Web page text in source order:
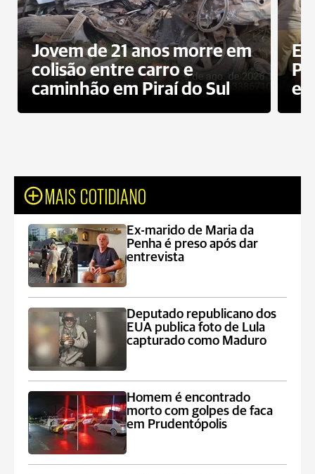
Jovem de 21 anos morre em
colisão entre carro e
caminhão em Piraí do Sul
MAIS COTIDIANO
Ex-marido de Maria da
Penha é preso após dar
entrevista
Deputado republicano dos
EUA publica foto de Lula
capturado como Maduro
Homem é encontrado
morto com golpes de faca
em Prudentópolis